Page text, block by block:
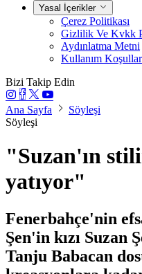
Yasal İçerikler
Çerez Politikası
Gizlilik Ve Kvkk
Aydınlatma Metni
Kullanım
Bizi Takip Edin
Ana Sayfa
Söyleşi
Söyleşi
"Suzan'ın
yatıyor"
Fenerbahçe'nin
Şen'in kızı Suzan
Tanju Babacan